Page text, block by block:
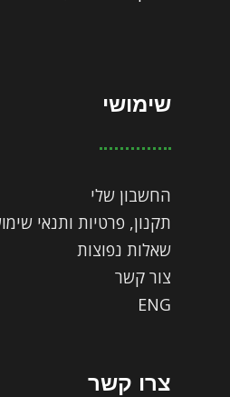
שימושי
החשבון שלי
תקנון, פרטיות ותנאי
שאלות נפוצות
צור קשר
ENG
צרו קשר